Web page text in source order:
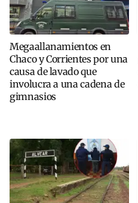
Megaallanamientos en
Chaco y Corrientes por una
causa de lavado que
involucra a una cadena de
gimnasios